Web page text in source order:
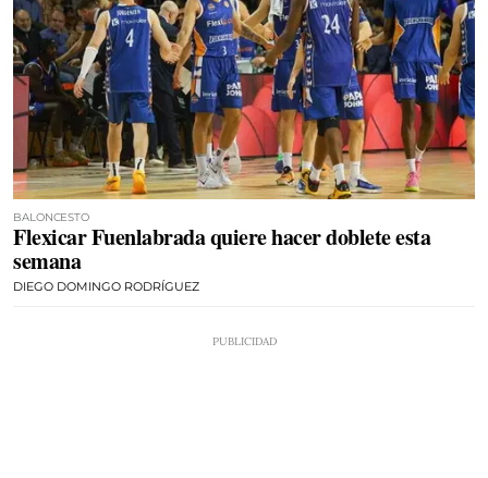
BALONCESTO
Flexicar Fuenlabrada quiere hacer doblete esta
semana
DIEGO DOMINGO RODRÍGUEZ